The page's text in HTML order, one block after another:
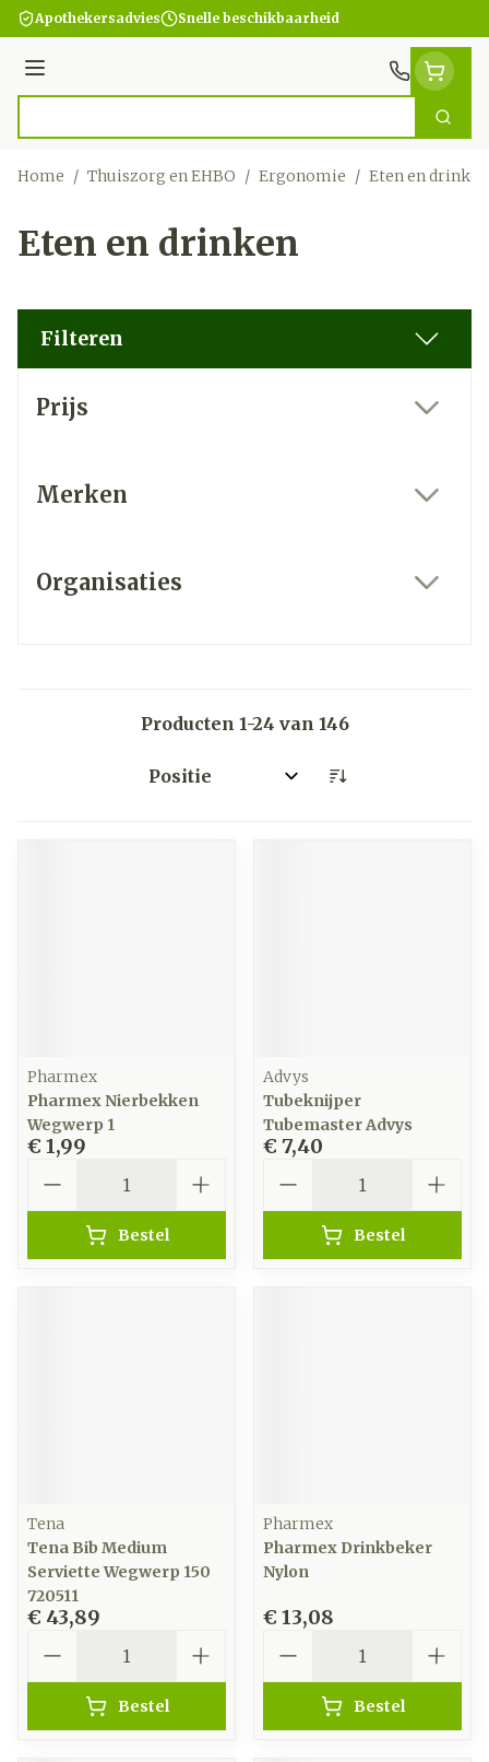
Ga naar de inhoud
Apothekersadvies Snelle beschikbaarheid
Menu
Zoek
Home / Thuiszorg en EHBO / Ergonomie / Eten en drinken
Eten en drinken
Filteren
Prijs
Merken
Organisaties
Producten 1-24 van 146
Sorteer op:
Pharmex
Pharmex Nierbekken
Wegwerp 1
€ 1,99
Bestel
Advys
Tubeknijper
Tubemaster Advys
€ 7,40
Bestel
Tena
Tena Bib Medium
Serviette Wegwerp 150
720511
€ 43,89
Bestel
Pharmex
Pharmex Drinkbeker
Nylon
€ 13,08
Bestel